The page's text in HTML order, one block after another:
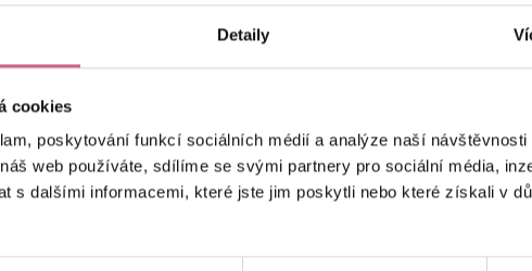
Detaily
cookies
poskytování funkcí sociálních médií a analýze naší
web používáte, sdílíme se svými partnery pro sociální média,
s dalšími informacemi, které jste jim poskytli nebo které získali v